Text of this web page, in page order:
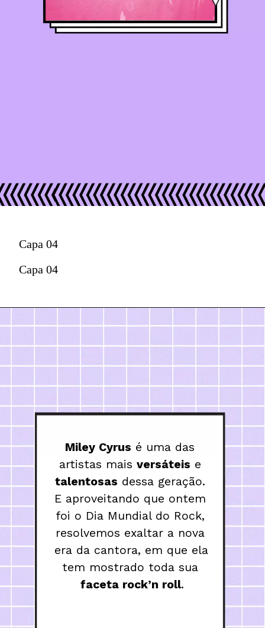
Capa 04
Capa 04
Miley Cyrus é uma das
artistas mais versáteis
talentosas dessa geração.
E aproveitando que ontem
foi o Dia Mundial do Rock,
resolvemos exaltar a nova
era da cantora, em que ela
tem mostrado toda sua
faceta rock’n roll.